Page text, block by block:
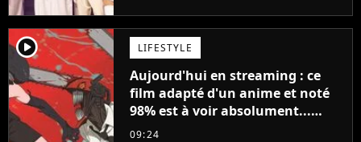
player2 LIFESTYLE
Aujourd'hui en streaming : ce
film adapté d'un anime et noté
98% est à voir absolument...
sinon vous ne comprendrez plus
09:24